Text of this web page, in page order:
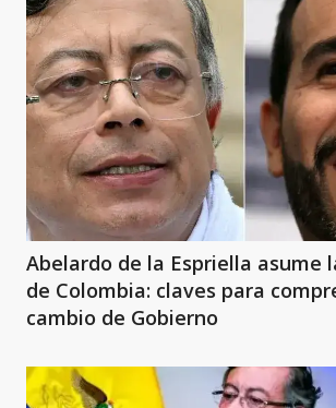
Abelardo de la Espriella asume
de Colombia: claves para
cambio de Gobierno